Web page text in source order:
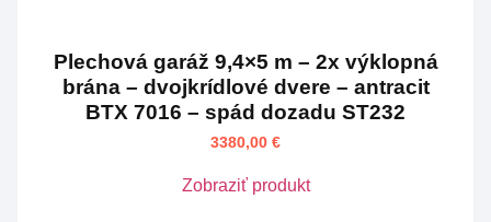
Plechová garáž 9,4×5 m – 2x výklopná
brána – dvojkrídlové dvere – antracit
BTX 7016 – spád dozadu ST232
3380,00 €
Zobraziť produkt